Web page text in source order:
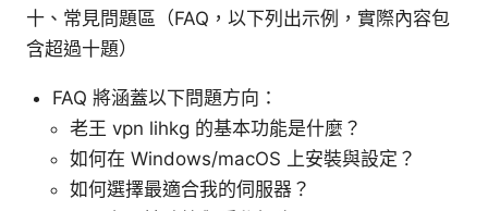
十、常見問題區（FAQ，以下列出示例，實際內容包
含超過十題）
FAQ 將涵蓋以下問題方向：
老王 vpn lihkg 的基本功能是什麼？
如何在 Windows/macOS 上安裝與設定？
如何選擇最適合我的伺服器？